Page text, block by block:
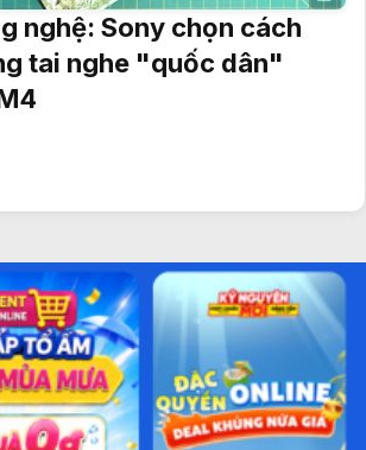
nghệ: Sony chọn cách
tai nghe "quốc dân"